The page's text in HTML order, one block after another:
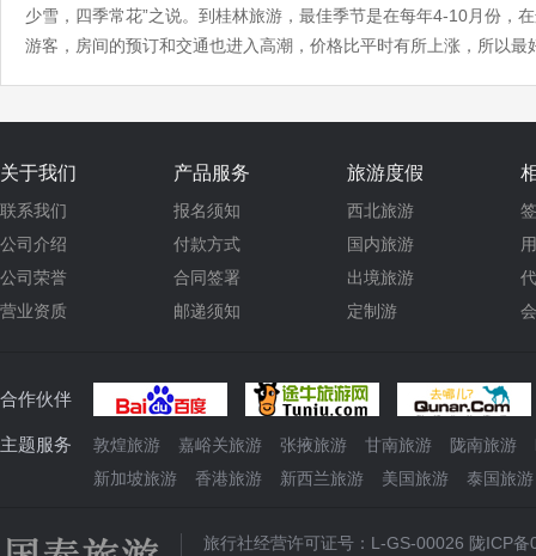
少雪，四季常花”之说。到桂林旅游，最佳季节是在每年4-10月份，
游客，房间的预订和交通也进入高潮，价格比平时有所上涨，所以
关于我们
联系我们
公司介绍
公司荣誉
营业资质
产品服务
报名须知
付款方式
合同签署
邮递须知
旅游度假
西北旅游
国内旅游
出境旅游
定制游
合作伙伴
主题服务 敦煌旅游 嘉峪关旅游 张掖旅游 甘南旅游 陇南旅游
新加坡旅游
香港旅游 新西兰旅游 美国旅游 泰国旅游
旅行社经营许可证号：L-GS-00026 陇ICP